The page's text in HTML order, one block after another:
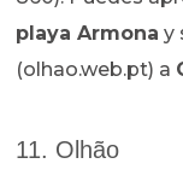
playa Armona y
(olhao.web.pt) a
11. Olhão